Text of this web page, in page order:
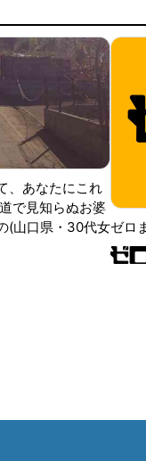
、あなたにこれ
で見知らぬお婆
(山口県・30代女ゼロ